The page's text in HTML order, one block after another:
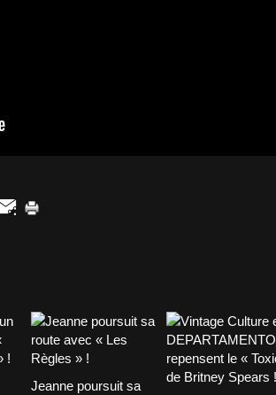
Jeanne poursuit sa